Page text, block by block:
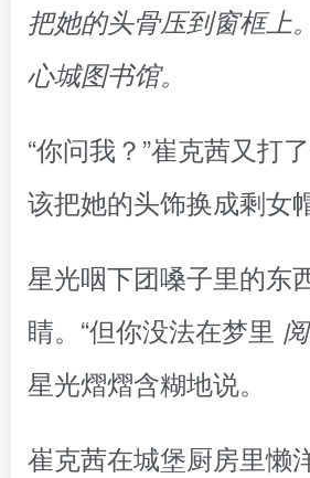
把她的头骨压到窗框上
心城图书馆。
“你问我？”崔克茜又打
该把她的头饰换成剩女
星光咽下团嗓子里的东
睛。“但你没法在梦里
星光熠熠含糊地说。
崔克茜在城堡厨房里懒